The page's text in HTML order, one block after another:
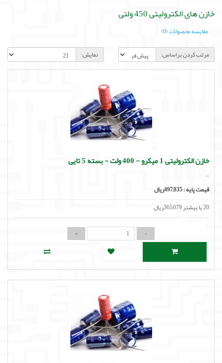
سنسور و ماژول
منابع تغذیه و باتری
مالتی مدیا
خازن های الکترولیتی 450 ولتی
مقایسه محصولات (0)
مرتب کردن براساس:
نمایش:
خازن الکترولیتی 1 میکرو - 400 ولت - بسته 5 تایی
..
قیمت پایه :497,835ریال
20 یا بیشتر 365,079ریال